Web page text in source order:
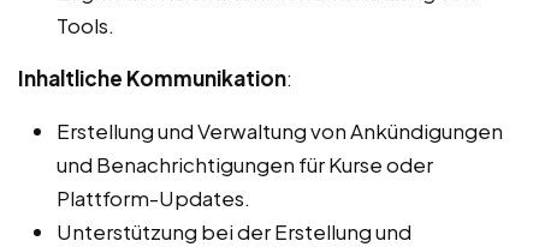
Tools.
Inhaltliche Kommunikation:
Erstellung und Verwaltung von Ankündigungen
und Benachrichtigungen für Kurse oder
Plattform-Updates.
Unterstützung bei der Erstellung und